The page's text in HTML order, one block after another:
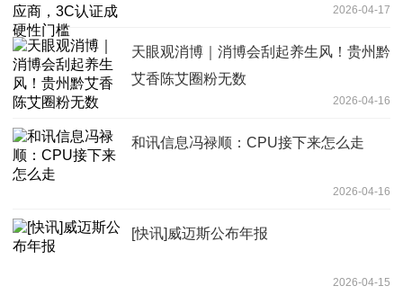
2026-04-17
天眼观消博｜消博会刮起养生风！贵州黔
艾香陈艾圈粉无数
2026-04-16
和讯信息冯禄顺：CPU接下来怎么走
2026-04-16
[快讯]威迈斯公布年报
2026-04-15